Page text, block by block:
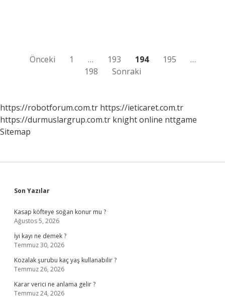
Yazı
sayfalaması
Önceki 1 … 193 194 195
…
198
Sonraki
https://robotforum.com.tr https://ieticaret.com.tr
https://durmuslargrup.com.tr knight online nttgame
Sitemap
Sidebar
Son Yazılar
Kasap köfteye soğan konur mu ?
Ağustos 5, 2026
İyi kayı ne demek ?
Temmuz 30, 2026
Kozalak şurubu kaç yaş kullanabilir ?
Temmuz 26, 2026
Karar verici ne anlama gelir ?
Temmuz 24, 2026